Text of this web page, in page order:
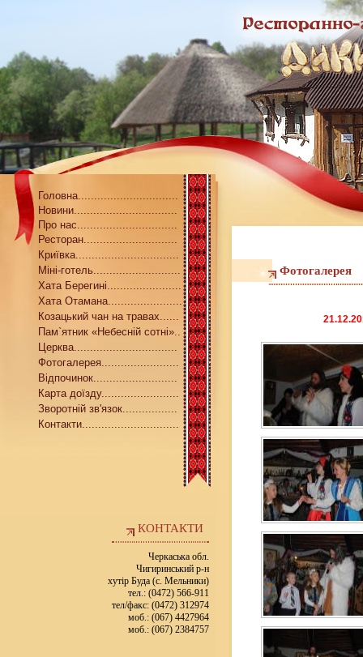
Головна...............................
Новини................................
Про нас...............................
Ресторан.............................
Криївка................................
Міні-готель...........................
Хата Берегині.......................
Хата Отамана.......................
Козацький чан на травах......
Пам`ятник «Небесній сотні»..
Церква................................
Фотогалерея........................
Відпочинок..........................
Карта доїзду........................
Зворотній зв'язок.................
Контакти..............................
КОНТАКТИ
Черкаська обл.
Чигиринський р-н
хутір Буда (с. Мельники)
тел.: (0472) 566-911
тел/факс: (0472) 312974
моб.: (067) 4427964
моб.: (067) 2384757
Фотогалерея